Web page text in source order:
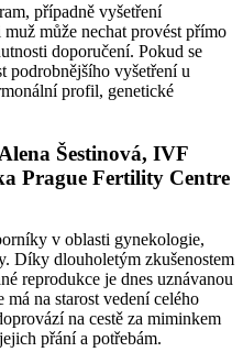
případně vyšetření
může nechat provést přímo
doporučení. Pokud se
podrobnějšího vyšetření u
profil, genetické
Šestinová, IVF
Prague Fertility Centre
v oblasti gynekologie,
Díky dlouholetým zkušenostem
reprodukce je dnes uznávanou
na starost vedení celého
na cestě za miminkem
přání a potřebám.